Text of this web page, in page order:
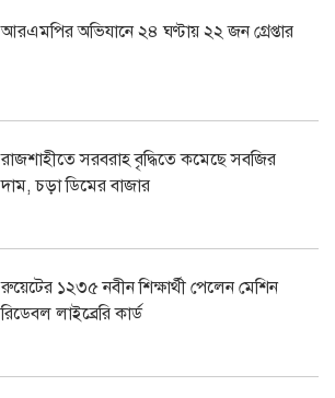
আরএমপির অভিযানে ২৪ ঘণ্টায় ২২ জন গ্রেপ্তার
রাজশাহীতে সরবরাহ বৃদ্ধিতে কমেছে সবজির
দাম, চড়া ডিমের বাজার
রুয়েটের ১২৩৫ নবীন শিক্ষার্থী পেলেন মেশিন
রিডেবল লাইব্রেরি কার্ড